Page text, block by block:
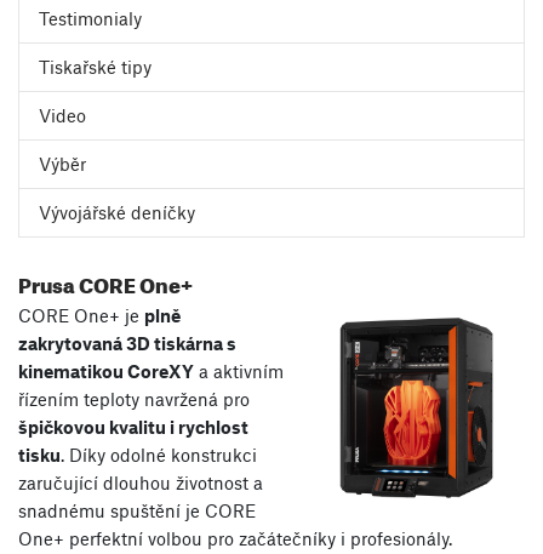
Testimonialy
Tiskařské tipy
Video
Výběr
Vývojářské deníčky
Prusa CORE One+
CORE One+ je plně
zakrytovaná 3D tiskárna s
kinematikou CoreXY a aktivním
řízením teploty navržená pro
špičkovou kvalitu i rychlost
tisku. Díky odolné konstrukci
zaručující dlouhou životnost a
snadnému spuštění je CORE
One+ perfektní volbou pro začátečníky i profesionály.